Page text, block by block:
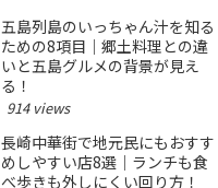
五島列島のいっちゃん汁を知る
ための8項目｜郷土料理との違
いと五島グルメの背景が見え
る！
914 views
長崎中華街で地元民にもおすす
めしやすい店8選｜ランチも食
べ歩きも外しにくい回り方！